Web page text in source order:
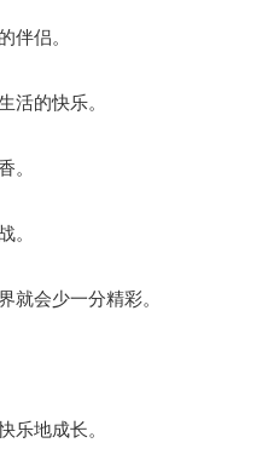
伴侣。
活的快乐。
。
。
就会少一分精彩。
乐地成长。